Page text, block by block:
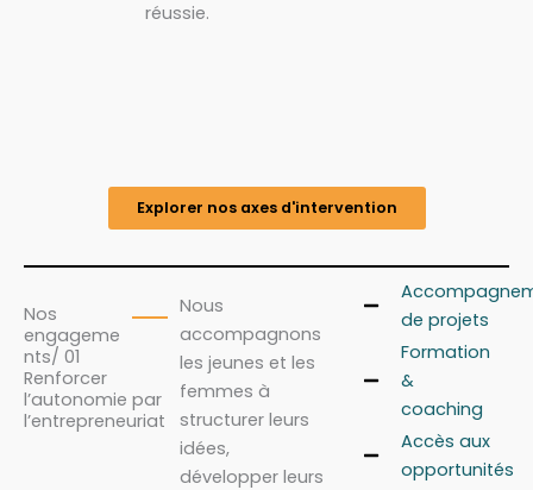
réussie.
Explorer nos axes d'intervention
Nos
engageme
nts/ 01
Renforcer
l’autonomie par
l’entrepreneuriat
Nous
accompagnons
les jeunes et les
femmes à
structurer leurs
idées,
développer leurs
de projets
Formation
&
coaching
Accès aux
opportunités